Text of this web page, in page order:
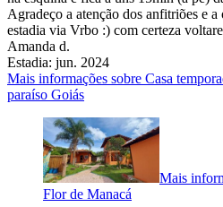
Agradeço a atenção dos anfitriões e
estadia via Vrbo :) com certeza
Amanda d.
Estadia: jun. 2024
Mais informações sobre Casa
paraíso Goiás
Mais
Flor de Manacá